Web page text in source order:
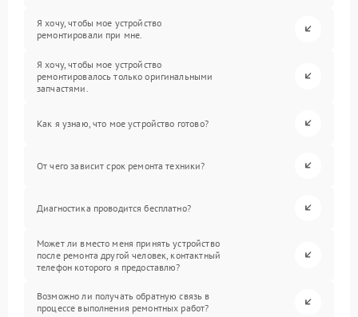
Я хочу, чтобы мое устройство
ремонтировали при мне.
Я хочу, чтобы мое устройство
ремонтировалось только оригинальными
запчастями.
Как я узнаю, что мое устройство готово?
От чего зависит срок ремонта техники?
Диагностика проводится бесплатно?
Может ли вместо меня принять устройство
после ремонта другой человек, контактный
телефон которого я предоставлю?
Возможно ли получать обратную связь в
процессе выполнения ремонтных работ?